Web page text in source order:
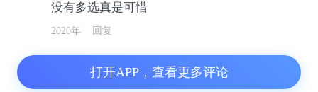
没有多选真是可惜
2020年 回复
打开APP，查看更多评论